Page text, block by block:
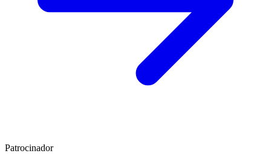
Patrocinador